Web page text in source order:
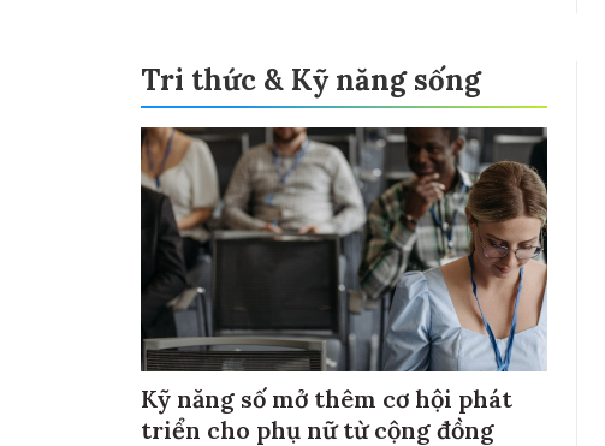
Tri thức & Kỹ năng sống
Kỹ năng số mở thêm cơ hội phát
triển cho phụ nữ từ cộng đồng